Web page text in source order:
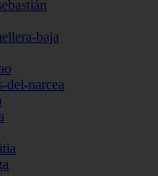
baja
del-narcea